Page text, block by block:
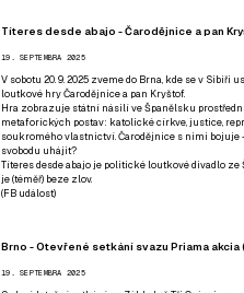
Títeres desde abajo - Čarodějnice a pan
19. SEPTEMBRA 2025
V sobotu 20. 9. 2025 zveme do Brna, kde se v Sibiři
loutkové hry Čarodějnice a pan Kryštof.
Hra zobrazuje státní násilí ve Španělsku
metaforických postav: katolické církve, justice,
soukromého vlastnictví. Čarodějnice s nimi bojuje
svobodu uhájit?
Títeres desde abajo je politické loutkové divadlo ze
je (téměř) beze zlov.
(FB událost)
Brno - Otevřené setkání svazu Priama
19. SEPTEMBRA 2025